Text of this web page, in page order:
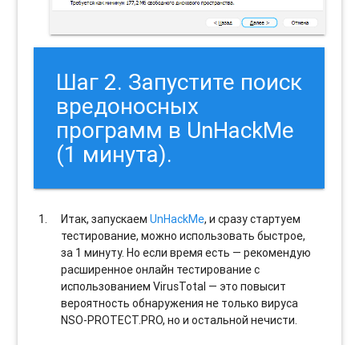
Шаг 2. Запустите поиск
вредоносных
программ в UnHackMe
(1 минута).
Итак, запускаемUnHackMe, и сразу стартуем
тестирование, можно использовать быстрое,
за 1 минуту. Но если время есть — рекомендую
расширенное онлайн тестирование с
использованием VirusTotal — это повысит
вероятность обнаружения не только вируса
NSO-PROTECT.PRO, но и остальной нечисти.